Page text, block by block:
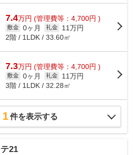
7.4万円 (管理費等：4,700円 )
敷金 0ヶ月 礼金
11万円
2階 / 1LDK / 33.60㎡
7.3万円 (管理費等：4,700円 )
敷金 0ヶ月 礼金
11万円
3階 / 1LDK / 32.28㎡
1件を表示する
21